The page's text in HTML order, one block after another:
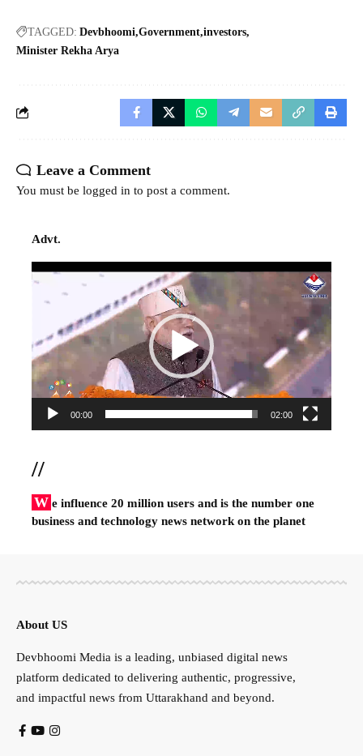
TAGGED: Devbhoomi Government investors
Minister Rekha Arya
Leave a Comment
You must be logged in to post a comment.
Advt.
Video
00:00 02:00
//
W e influence 20 million users and is the number one
business and technology news network on the planet
About US
Devbhoomi Media is a leading, unbiased digital news
platform dedicated to delivering authentic, progressive,
and impactful news from Uttarakhand and beyond.